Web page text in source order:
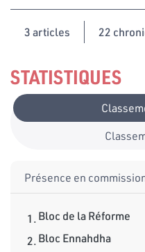
STATISTIQUES
1.Bloc de la Réforme
2.Bloc Ennahdha
3articles 22